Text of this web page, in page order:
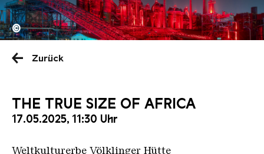
Hochofengruppe in Rot
Copyright:
©
Zurück
THE TRUE SIZE OF AFRICA
17.05.2025, 11:30 Uhr
Weltkulturerbe Völklinger Hütte